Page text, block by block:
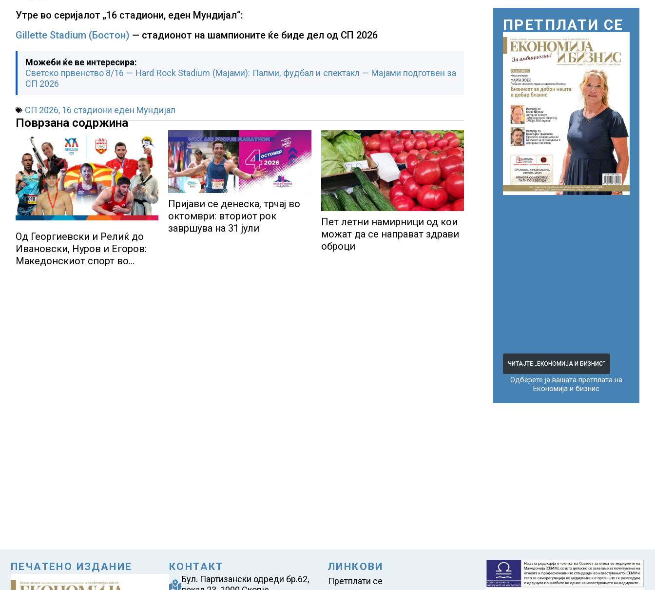
Утре во серијалот „16 стадиони, еден Мундијал“:
Gillette Stadium (Бостон) — стадионот на шампионите ќе биде дел од СП 2026
Можеби ќе ве интересира:
Светско првенство 8/16 — Hard Rock Stadium (Мајами): Палми, фудбал и спектакл — Мајами подготвен за
СП 2026
СП 2026, 16 стадиони еден Мундијал
Поврзана содржина
Од Георгиевски и Релиќ до
Ивановски, Нуров и Егоров:
Македонскиот спорт во
Пријави се денеска, трчај во
октомври: вториот рок
завршува на 31 јули
Пет летни намирници од кои
можат да се направат здрави
оброци
ПРЕТПЛАТИ СЕ
ЧИТАЈТЕ „ЕКОНОМИЈА И БИЗНИС“
Одберете ја вашата претплата на
Економија и бизнис
ПЕЧАТЕНО ИЗДАНИЕ КОНТАКТ
Бул. Партизански одреди бр.62,
ЛИНКОВИ
Претплати се